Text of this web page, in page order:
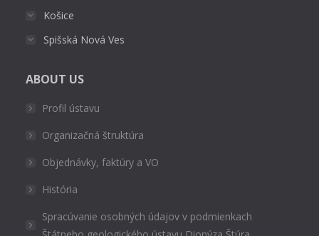
Košice
Spišská Nová Ves
ABOUT US
Profil ústavu
Organizačná štruktúra
Objednávky, faktúry a VO
História
Spracúvanie osobných údajov v podmienkach